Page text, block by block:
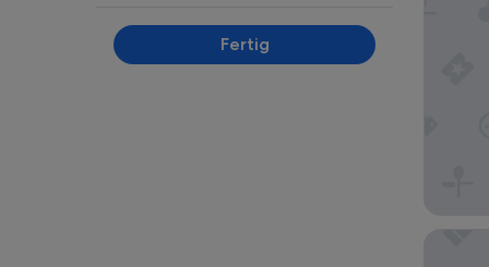
und
Anwendung
eines
Fertig